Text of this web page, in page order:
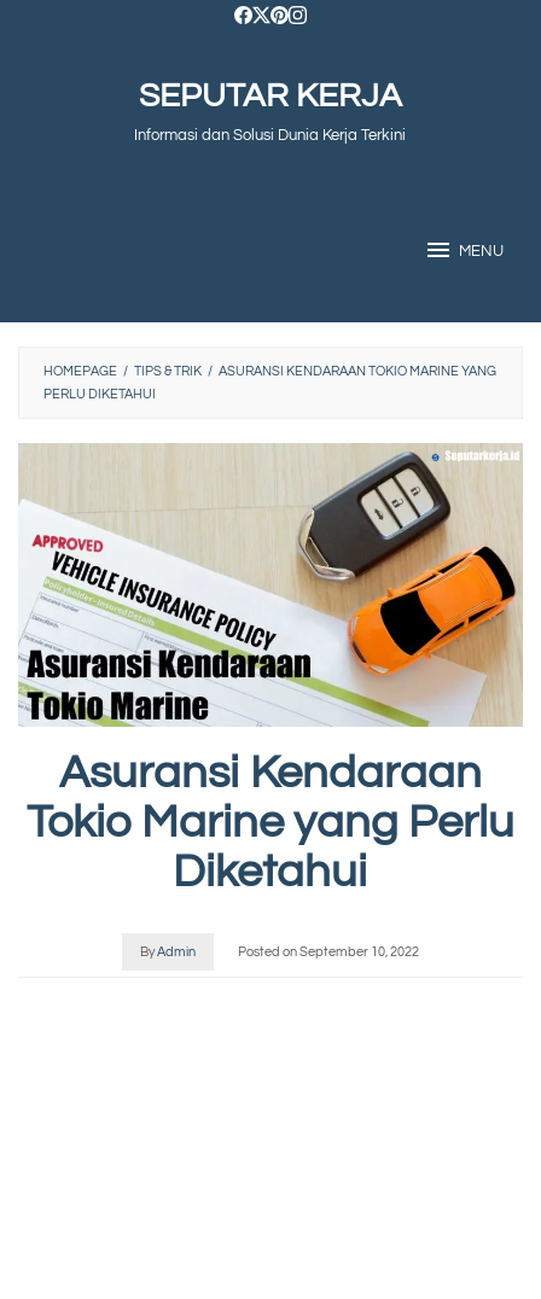
SEPUTAR KERJA
Informasi dan Solusi Dunia Kerja Terkini
MENU
HOMEPAGE / TIPS & TRIK / ASURANSI KENDARAAN TOKIO MARINE YANG
PERLU DIKETAHUI
Asuransi Kendaraan
Tokio Marine yang Perlu
Diketahui
ByAdmin Posted onSeptember 10, 2022